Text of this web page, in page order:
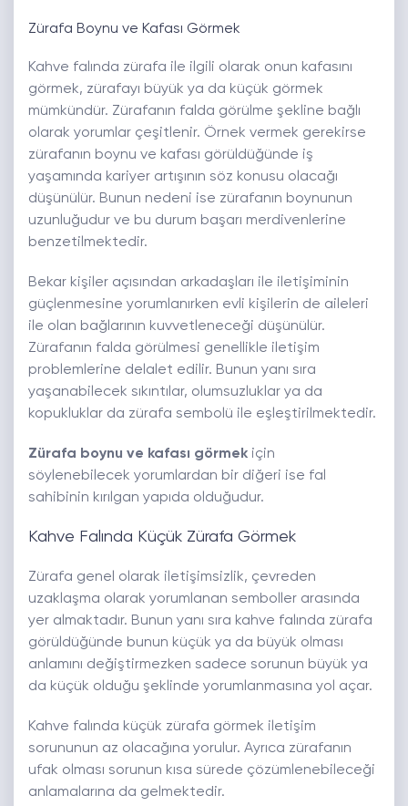
Zürafa Boynu ve Kafası Görmek
Kahve falında zürafa ile ilgili olarak onun kafasını
görmek, zürafayı büyük ya da küçük görmek
mümkündür. Zürafanın falda görülme şekline bağlı
olarak yorumlar çeşitlenir. Örnek vermek gerekirse
zürafanın boynu ve kafası görüldüğünde iş
yaşamında kariyer artışının söz konusu olacağı
düşünülür. Bunun nedeni ise zürafanın boynunun
uzunluğudur ve bu durum başarı merdivenlerine
benzetilmektedir.
Bekar kişiler açısından arkadaşları ile iletişiminin
güçlenmesine yorumlanırken evli kişilerin de aileleri
ile olan bağlarının kuvvetleneceği düşünülür.
Zürafanın falda görülmesi genellikle iletişim
problemlerine delalet edilir. Bunun yanı sıra
yaşanabilecek sıkıntılar, olumsuzluklar ya da
kopukluklar da zürafa sembolü ile eşleştirilmektedir.
Zürafa boynu ve kafası görmek için
söylenebilecek yorumlardan bir diğeri ise fal
sahibinin kırılgan yapıda olduğudur.
Kahve Falında Küçük Zürafa Görmek
Zürafa genel olarak iletişimsizlik, çevreden
uzaklaşma olarak yorumlanan semboller arasında
yer almaktadır. Bunun yanı sıra kahve falında zürafa
görüldüğünde bunun küçük ya da büyük olması
anlamını değiştirmezken sadece sorunun büyük ya
da küçük olduğu şeklinde yorumlanmasına yol açar.
Kahve falında küçük zürafa görmek iletişim
sorununun az olacağına yorulur. Ayrıca zürafanın
ufak olması sorunun kısa sürede çözümlenebileceği
anlamalarına da gelmektedir.